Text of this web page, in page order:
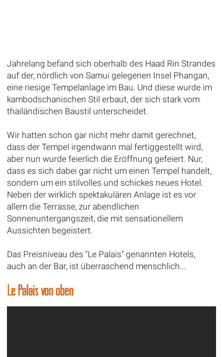
Jahrelang befand sich oberhalb des Haad Rin Strandes
auf der, nördlich von Samui gelegenen Insel Phangan,
eine riesige Tempelanlage im Bau. Und diese wurde im
kambodschanischen Stil erbaut, der sich stark vom
thailändischen Baustil unterscheidet.
Wir hatten schon gar nicht mehr damit gerechnet,
dass der Tempel irgendwann mal fertiggestellt wird,
aber nun wurde feierlich die Eröffnung gefeiert. Nur,
dass es sich dabei gar nicht um einen Tempel handelt,
sondern um ein stilvolles und schickes neues Hotel.
Neben der wirklich spektakulären Anlage ist es vor
allem die Terrasse, zur abendlichen
Sonnenuntergangszeit, die mit sensationellem
Aussichten begeistert.
Das Preisniveau des "Le Palais" genannten Hotels,
auch an der Bar, ist überraschend menschlich...
Le Palais von oben